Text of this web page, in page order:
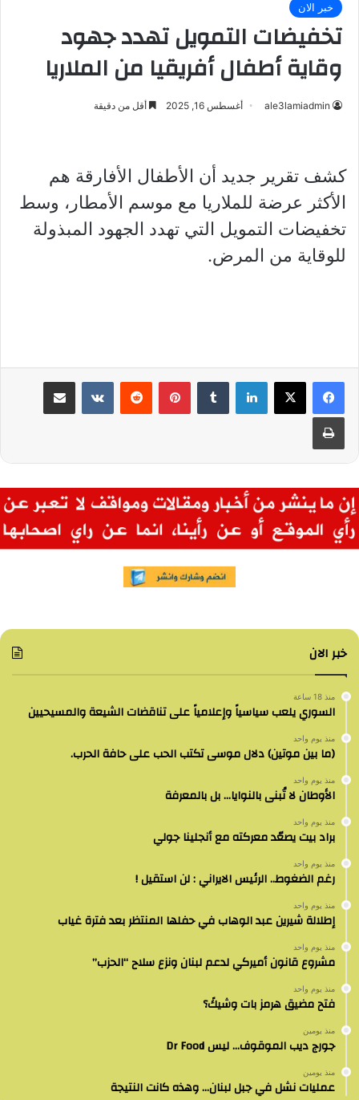
خبر الان
تخفيضات التمويل تهدد جهود
وقاية أطفال أفريقيا من الملاريا
ale3lamiadmin أغسطس 16, 2025 أقل من دقيقة
كشف تقرير جديد أن الأطفال الأفارقة هم
الأكثر عرضة للملاريا مع موسم الأمطار، وسط
تخفيضات التمويل التي تهدد الجهود المبذولة
للوقاية من المرض.
لينكدإن بينتيريست مشاركة عبر البريد
طباعة
خبر الان
منذ 18 ساعة
السوري يلعب سياسياً وإعلامياً على تناقضات الشيعة والمسيحيين
منذ يوم واحد
(ما بين موتين) دلال موسى تكتب الحب على حافة الحرب.
منذ يوم واحد
الأوطان لا تُبنى بالنوايا… بل بالمعرفة
منذ يوم واحد
براد بيت يصعّد معركته مع أنجلينا جولي
منذ يوم واحد
رغم الضغوط.. الرئيس الايراني : لن استقيل !
منذ يوم واحد
إطلالة شيرين عبد الوهاب في حفلها المنتظر بعد فترة غياب
منذ يوم واحد
مشروع قانون أميركي لدعم لبنان ونزع سلاح “الحزب”
منذ يوم واحد
فتح مضيق هرمز بات وشيكً؟
منذ يومين
جورج ديب الموقوف… ليس Dr Food
منذ يومين
عمليات نشل في جبل لبنان… وهذه كانت النتيجة